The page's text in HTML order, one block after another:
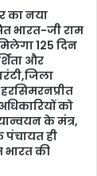
का नया
भारत-जी राम
125 दिन
और
को
के मंत्र,
ही
भारत की